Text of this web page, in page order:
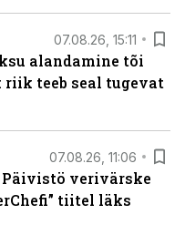
07.08.26, 15:11
alandamine tõi
teeb seal tugevat
07.08.26, 11:06
verivärske
tiitel läks